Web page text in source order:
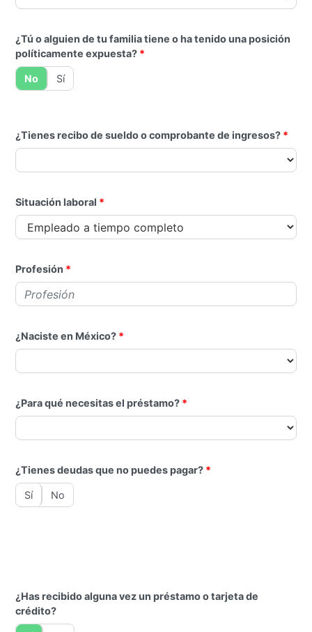
¿Tú o alguien de tu familia tiene o ha tenido una posición
políticamente expuesta?
¿Tú o alguien de tu familia tiene o
No Sí
¿Tienes recibo de sueldo o comprobante de ingresos?
Situación laboral
Profesión
¿Naciste en México?
¿Para qué necesitas el préstamo?
¿Tienes deudas que no puedes pagar?
¿Tienes deudas que no puedes
Sí No
¿Has recibido alguna vez un préstamo o tarjeta de
crédito?